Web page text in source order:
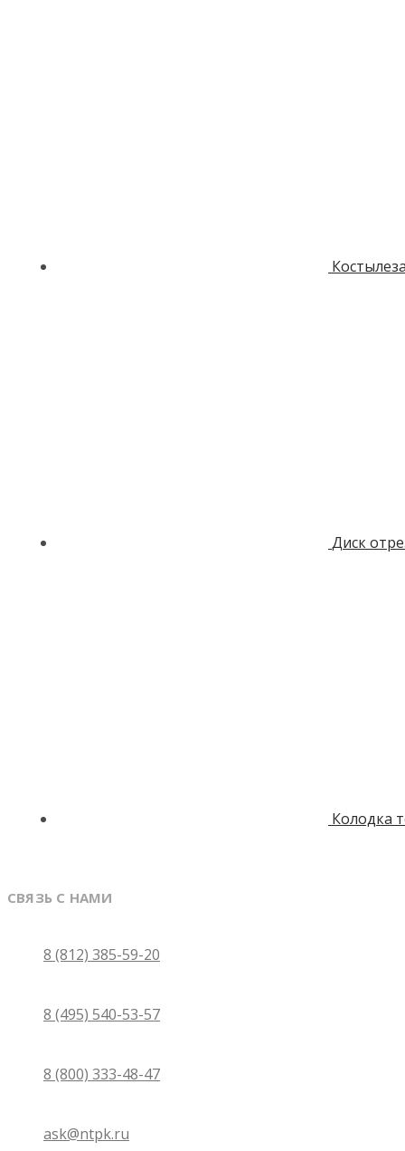
Диск
Колодка
СВЯЗЬ С НАМИ
8 (812) 385-59-20
8 (495) 540-53-57
8 (800) 333-48-47
ask@ntpk.ru